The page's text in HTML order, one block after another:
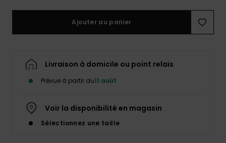
Ajouter au panier
Livraison à domicile ou point relais
Prévue à partir du11 août
Voir la disponibilité en magasin
Sélectionnez une taille